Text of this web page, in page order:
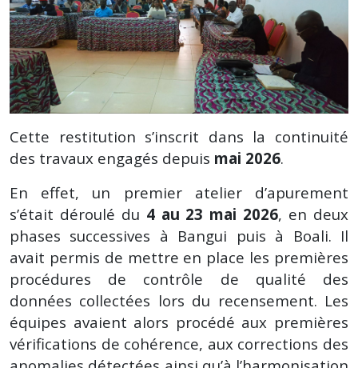
Cette restitution s’inscrit dans la continuité
des travaux engagés depuis mai 2026.
En effet, un premier atelier d’apurement
s’était déroulé du 4 au 23 mai 2026, en deux
phases successives à Bangui puis à Boali. Il
avait permis de mettre en place les premières
procédures de contrôle de qualité des
données collectées lors du recensement. Les
équipes avaient alors procédé aux premières
vérifications de cohérence, aux corrections des